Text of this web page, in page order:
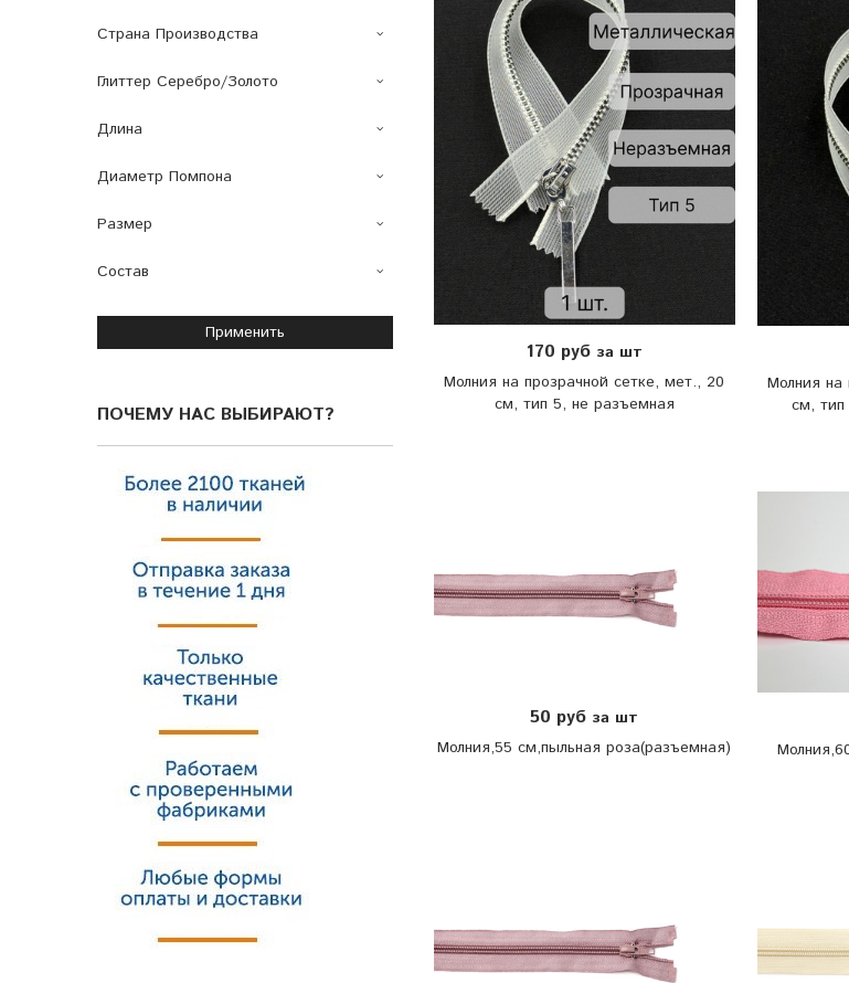
Страна Производства
Глиттер Серебро/золото
Длина
Диаметр Помпона
Размер
Состав
Применить
ПОЧЕМУ НАС ВЫБИРАЮТ?
170 руб за шт
Молния на прозрачной сетке, мет., 20
см, тип 5, не разъемная
Молния на
см,
50 руб за шт
Молния,55 см,пыльная роза(разъемная)